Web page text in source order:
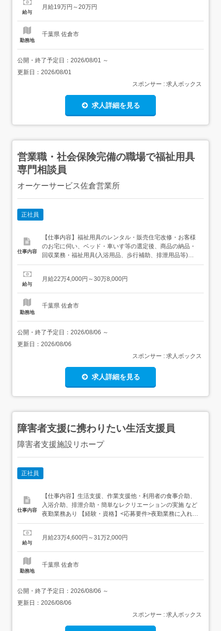
充実していますので、どなたでも安心して勤務を始められ
給与
月給19万円～20万円
勤務地
千葉県 佐倉市
公開・終了予定日： 2026/08/01 ～
更新日： 2026/08/01
スポンサー : 求人ボックス
求人詳細を見る
営業職・社会保険完備の職場で福祉用具
専門相談員
オーケーサービス佐倉営業所
正社員
仕事内容
【仕事内容】福祉用具のレンタル・販売住宅改修・お客様
のお宅に伺い、ベッド・車いす等の選定後、商品の納品・
回収業務・福祉用具(入浴用品、歩行補助、排泄用品等)の
販売・廊下、玄関などへの手すり設置や段差解消のご提案
あり 佐倉市、船橋市の各営業所のいずれか 【経験・資格】
給与
月給22万4,000円～30万8,000円
勤務地
千葉県 佐倉市
公開・終了予定日： 2026/08/06 ～
更新日： 2026/08/06
スポンサー : 求人ボックス
求人詳細を見る
障害者支援に携わりたい生活支援員
障害者支援施設リホープ
正社員
仕事内容
【仕事内容】生活支援、作業支援他・利用者の食事介助、
入浴介助、排泄介助・簡単なレクリエーションの実施 など
夜勤業務あり 【経験・資格】<応募要件>夜勤業務に入れる
方 資格所持者なお歓迎<歓迎要件>夜勤業務に入れる方運転
〜 312,000円<給与の備考>月給234,600～312,000円基本
給与
月給23万4,600円～31万2,000円
勤務地
千葉県 佐倉市
公開・終了予定日： 2026/08/06 ～
更新日： 2026/08/06
スポンサー : 求人ボックス